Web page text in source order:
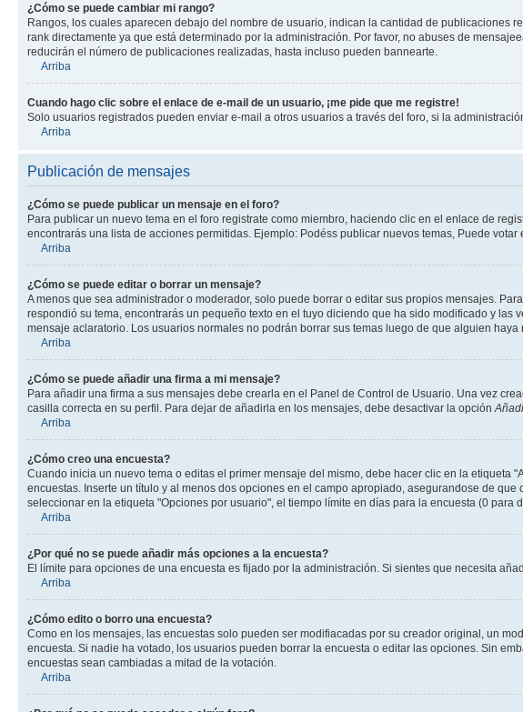
¿Cómo se puede cambiar mi rango?
Rangos, los cuales aparecen debajo del nombre de usuario, indican la cantidad de publicaciones
rank directamente ya que está determinado por la administración. Por favor, no abuses de
reducirán el número de publicaciones realizadas, hasta incluso pueden bannearte.
Arriba
Cuando hago clic sobre el enlace de e-mail de un usuario, ¡me pide que me registre!
Solo usuarios registrados pueden enviar e-mail a otros usuarios a través del foro, si la
Arriba
Publicación de mensajes
¿Cómo se puede publicar un mensaje en el foro?
Para publicar un nuevo tema en el foro registrate como miembro, haciendo clic en el enlace de
encontrarás una lista de acciones permitidas. Ejemplo: Podéss publicar nuevos temas, Puede votar
Arriba
¿Cómo se puede editar o borrar un mensaje?
A menos que sea administrador o moderador, solo puede borrar o editar sus propios mensajes.
respondió su tema, encontrarás un pequeño texto en el tuyo diciendo que ha sido modificado y
mensaje aclaratorio. Los usuarios normales no podrán borrar sus temas luego de que alguien haya
Arriba
¿Cómo se puede añadir una firma a mi mensaje?
Para añadir una firma a sus mensajes debe crearla en el Panel de Control de Usuario. Una vez
casilla correcta en su perfil. Para dejar de añadirla en los mensajes, debe desactivar la opción
Arriba
¿Cómo creo una encuesta?
Cuando inicia un nuevo tema o editas el primer mensaje del mismo, debe hacer clic en la
encuestas. Inserte un título y al menos dos opciones en el campo apropiado, asegurandose de
seleccionar en la etiqueta "Opciones por usuario", el tiempo límite en días para la encuesta (0
Arriba
¿Por qué no se puede añadir más opciones a la encuesta?
El límite para opciones de una encuesta es fijado por la administración. Si sientes que necesita
Arriba
¿Cómo edito o borro una encuesta?
Como en los mensajes, las encuestas solo pueden ser modifiacadas por su creador original, un
encuesta. Si nadie ha votado, los usuarios pueden borrar la encuesta o editar las opciones. Sin
encuestas sean cambiadas a mitad de la votación.
Arriba